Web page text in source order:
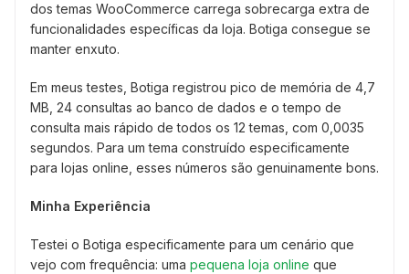
dos temas WooCommerce carrega sobrecarga extra de
funcionalidades específicas da loja. Botiga consegue se
manter enxuto.
Em meus testes, Botiga registrou pico de memória de 4,7
MB, 24 consultas ao banco de dados e o tempo de
consulta mais rápido de todos os 12 temas, com 0,0035
segundos. Para um tema construído especificamente
para lojas online, esses números são genuinamente bons.
Minha Experiência
Testei o Botiga especificamente para um cenário que
vejo com frequência: uma pequena loja online que